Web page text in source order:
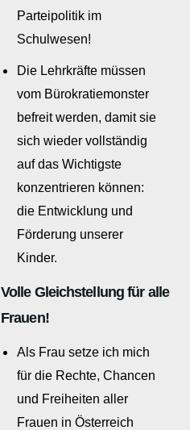
Parteipolitik im
Schulwesen!
Die Lehrkräfte müssen
vom Bürokratiemonster
befreit werden, damit sie
sich wieder vollständig
auf das Wichtigste
konzentrieren können:
die Entwicklung und
Förderung unserer
Kinder.
Volle Gleichstellung für alle
Frauen!
Als Frau setze ich mich
für die Rechte, Chancen
und Freiheiten aller
Frauen in Österreich